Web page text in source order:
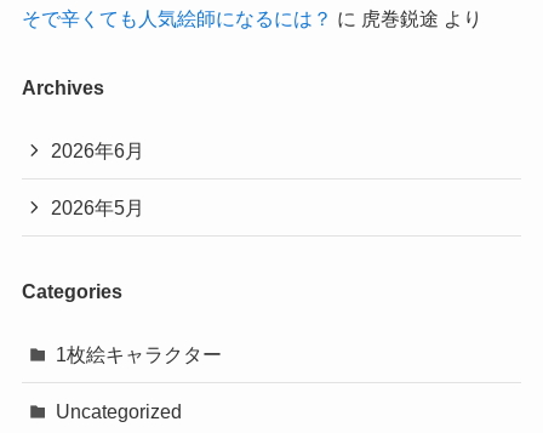
そで辛くても人気絵師になるには？ に 虎巻鋭途 より
Archives
2026年6月
2026年5月
Categories
1枚絵キャラクター
Uncategorized